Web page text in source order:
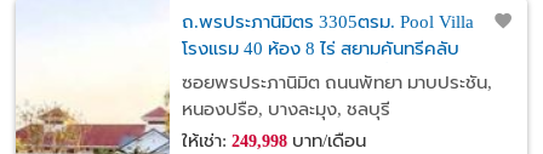
ถ.พรประภานิมิตร 3305ตรม. Pool Villa
โรงแรม 40 ห้อง 8 ไร่ สยามคันทรีคลับ
4.5กม.ให้เช่าขาดทุน 50% 2ชั้น รีสอร์ท 8 หลัง
พัทยา 200 ม.
ซอยพรประภานิมิต ถนนพัทยา มาบประชัน,
หนองปรือ, บางละมุง, ชลบุรี
ให้เช่า: 249,998บาท/เดือน